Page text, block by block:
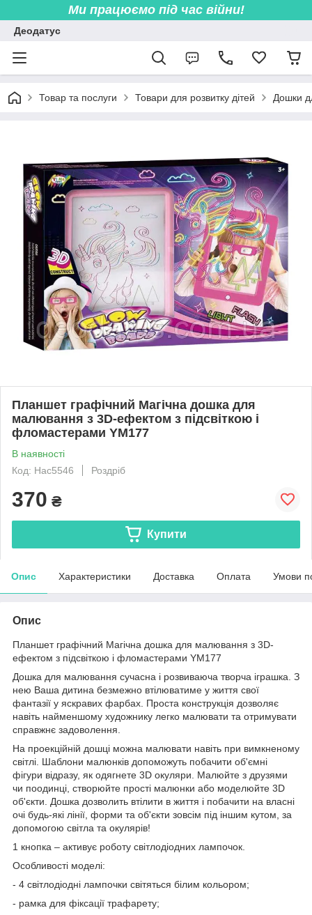
Ми працюємо під час війни!
Деодатус
Товар та послуги Товари для розвитку дітей Дошки
Планшет графічний Магічна дошка для
малювання з 3D-ефектом з підсвіткою і
фломастерами YM177
В наявності
Код: Нас5546
Роздріб
370 ₴
Купити
Опис Характеристики Доставка Оплата Умови
Опис
Планшет графічний Магічна дошка для малювання з 3D-
ефектом з підсвіткою і фломастерами YM177
Дошка для малювання сучасна і розвиваюча творча іграшка. З
нею Ваша дитина безмежно втілюватиме у життя свої
фантазії у яскравих фарбах. Проста конструкція дозволяє
навіть найменшому художнику легко малювати та отримувати
справжнє задоволення.
На проекційній дошці можна малювати навіть при вимкненому
світлі. Шаблони малюнків допоможуть побачити об'ємні
фігури відразу, як одягнете 3D окуляри. Малюйте з друзями
чи поодинці, створюйте прості малюнки або моделюйте 3D
об'єкти. Дошка дозволить втілити в життя і побачити на власні
очі будь-які лінії, форми та об'єкти зовсім під іншим кутом, за
допомогою світла та окулярів!
1 кнопка – активує роботу світлодіодних лампочок.
Особливості моделі:
- 4 світлодіодні лампочки світяться білим кольором;
- рамка для фіксації трафарету;